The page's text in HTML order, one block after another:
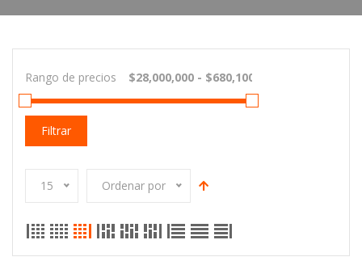
Rango de precios
Filtrar
15 Ordenar por